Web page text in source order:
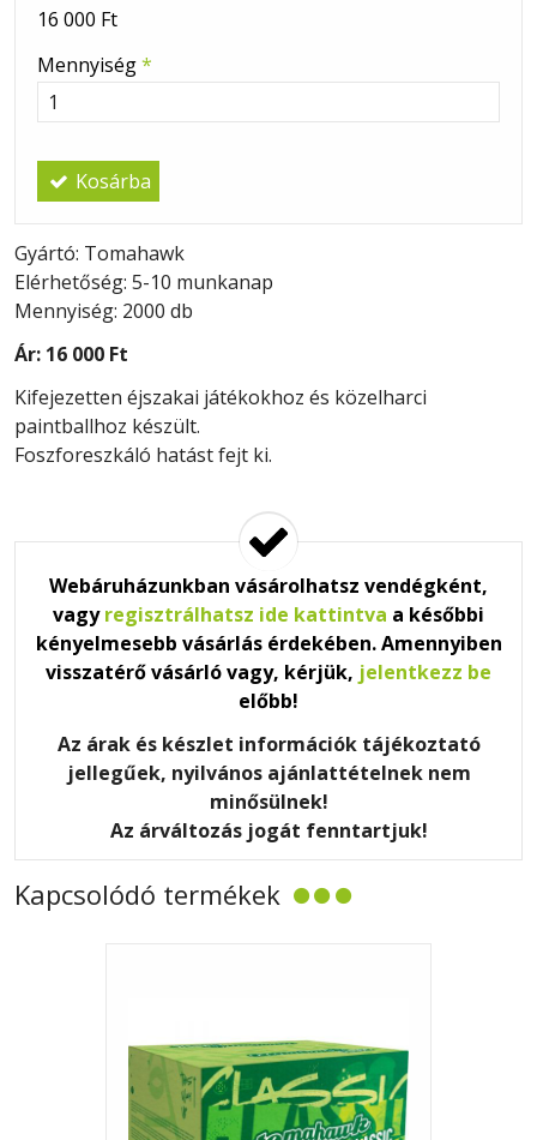
16 000 Ft
Mennyiség*
Kosárba
Gyártó: Tomahawk
Elérhetőség: 5-10 munkanap
Mennyiség: 2000 db
Ár: 16 000 Ft
Kifejezetten éjszakai játékokhoz és közelharci
paintballhoz készült.
Foszforeszkáló hatást fejt ki.
Webáruházunkban vásárolhatsz vendégként,
vagyregisztrálhatsz ide kattintva a későbbi
kényelmesebb vásárlás érdekében. Amennyiben
visszatérő vásárló vagy, kérjük, jelentkezz be
előbb!
Az árak és készlet információk tájékoztató
jellegűek, nyilvános ajánlattételnek nem
minősülnek!
Az árváltozás jogát fenntartjuk!
Kapcsolódó termékek